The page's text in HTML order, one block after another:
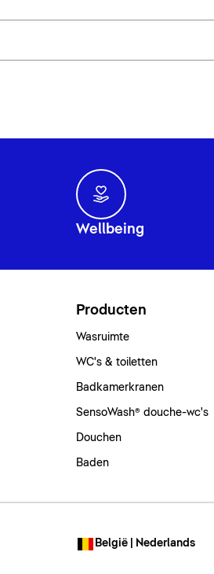
Wellbeing
Producten
Wasruimte
WC's & toiletten
Badkamerkranen
SensoWash® douche-wc's
Douchen
Baden
België | Nederlands